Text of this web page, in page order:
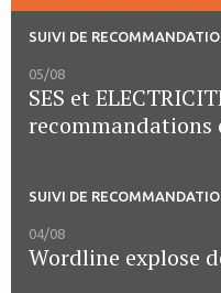
SUIVI DE
05/08
SES et
recommandations
SUIVI DE
04/08
Wordline explose